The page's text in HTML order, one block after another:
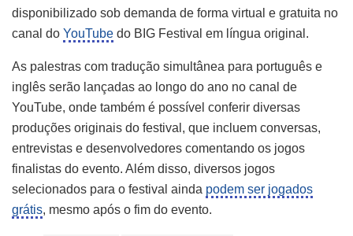
disponibilizado sob demanda de forma virtual e gratuita no
canal do YouTube do BIG Festival em língua original.
As palestras com tradução simultânea para português e
inglês serão lançadas ao longo do ano no canal de
YouTube, onde também é possível conferir diversas
produções originais do festival, que incluem conversas,
entrevistas e desenvolvedores comentando os jogos
finalistas do evento. Além disso, diversos jogos
selecionados para o festival ainda podem ser jogados
grátis, mesmo após o fim do evento.